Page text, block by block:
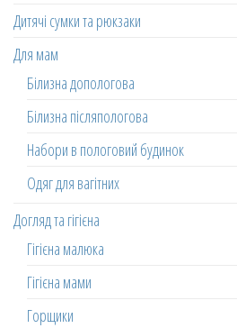
Дитячі сумки та рюкзаки
Для мам
Білизна допологова
Білизна післяпологова
Набори в пологовий будинок
Одяг для вагітних
Догляд та гігієна
Гігієна малюка
Гігієна мами
Горщики